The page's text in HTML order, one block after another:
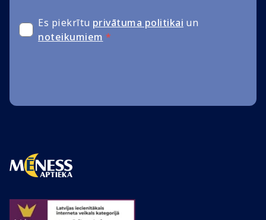
Es piekrītu privātuma politikai un
noteikumiem *